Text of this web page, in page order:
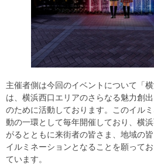
主催者側は今回のイベントについて「
は、横浜西口エリアのさらなる魅力創
のために活動しております。このイル
動の一環として毎年開催しており、横
がるとともに来街者の皆さま、地域の
イルミネーションとなることを願って
ています。